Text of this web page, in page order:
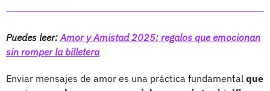
Puedes leer: Amor y Amistad 2025: regalos que emocionan
sin romper la billetera
Enviar mensajes de amor es una práctica fundamental que